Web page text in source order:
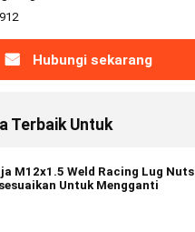
Hubungi sekarang
Terbaik Untuk
M12x1.5 Weld Racing Lug Nuts
Untuk Mengganti